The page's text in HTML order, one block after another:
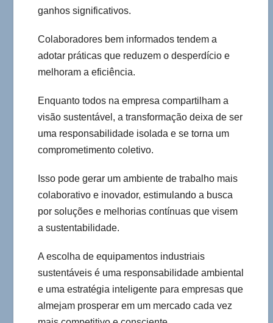
ganhos significativos.
Colaboradores bem informados tendem a
adotar práticas que reduzem o desperdício e
melhoram a eficiência.
Enquanto todos na empresa compartilham a
visão sustentável, a transformação deixa de ser
uma responsabilidade isolada e se torna um
comprometimento coletivo.
Isso pode gerar um ambiente de trabalho mais
colaborativo e inovador, estimulando a busca
por soluções e melhorias contínuas que visem
a sustentabilidade.
A escolha de equipamentos industriais
sustentáveis é uma responsabilidade ambiental
e uma estratégia inteligente para empresas que
almejam prosperar em um mercado cada vez